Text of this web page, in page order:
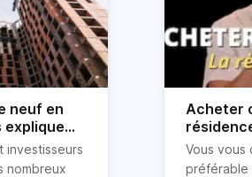
neuf en
explique
investisseurs
nombreux
Acheter
règle
révélée
Vous vous
préférable